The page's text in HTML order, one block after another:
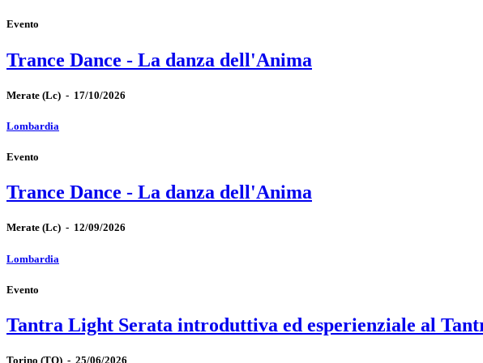
Evento
Trance Dance - La danza dell'Anima
Merate (Lc) - 17/10/2026
Lombardia
Evento
Trance Dance - La danza dell'Anima
Merate (Lc) - 12/09/2026
Lombardia
Evento
Tantra Light Serata introduttiva ed esperienziale al
Torino (TO) - 25/06/2026